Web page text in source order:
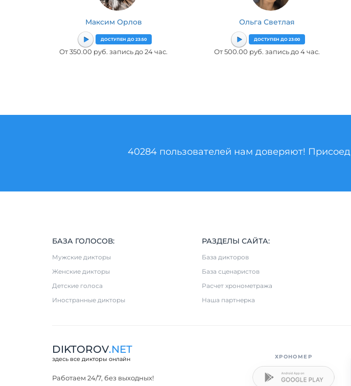
Максим Орлов
ДОСТУПЕН ДО 23:50
От 350.00 руб. запись до 24 час.
Ольга Светлая
ДОСТУПЕН ДО 23:00
От 500.00 руб. запись до 4 час.
40284 пользователей нам доверяют!
БАЗА ГОЛОСОВ:
Мужские дикторы
Женские дикторы
Детские голоса
Иностранные дикторы
РАЗДЕЛЫ САЙТА:
База дикторов
База сценаристов
Расчет хронометража
Наша партнерка
DIKTOROV.NET
здесь все дикторы онлайн
Работаем 24/7, без выходных!
ХРОНОМЕР